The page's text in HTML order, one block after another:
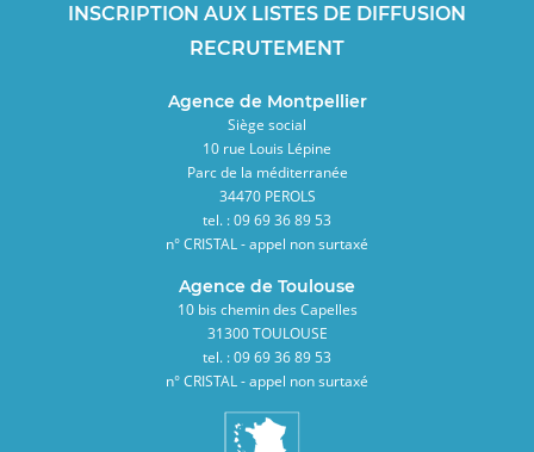
INSCRIPTION AUX LISTES DE DIFFUSION
RECRUTEMENT
Agence de Montpellier
Siège social
10 rue Louis Lépine
Parc de la méditerranée
34470 PEROLS
tel. : 09 69 36 89 53
n° CRISTAL - appel non surtaxé
Agence de Toulouse
10 bis chemin des Capelles
31300 TOULOUSE
tel. : 09 69 36 89 53
n° CRISTAL - appel non surtaxé